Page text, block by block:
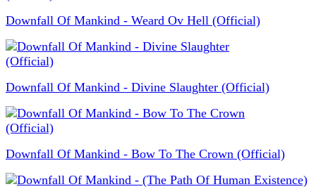
Downfall Of Mankind - Weard Ov Hell (Official)
Downfall Of Mankind - Divine Slaughter (Official)
Downfall Of Mankind - Bow To The Crown (Official)